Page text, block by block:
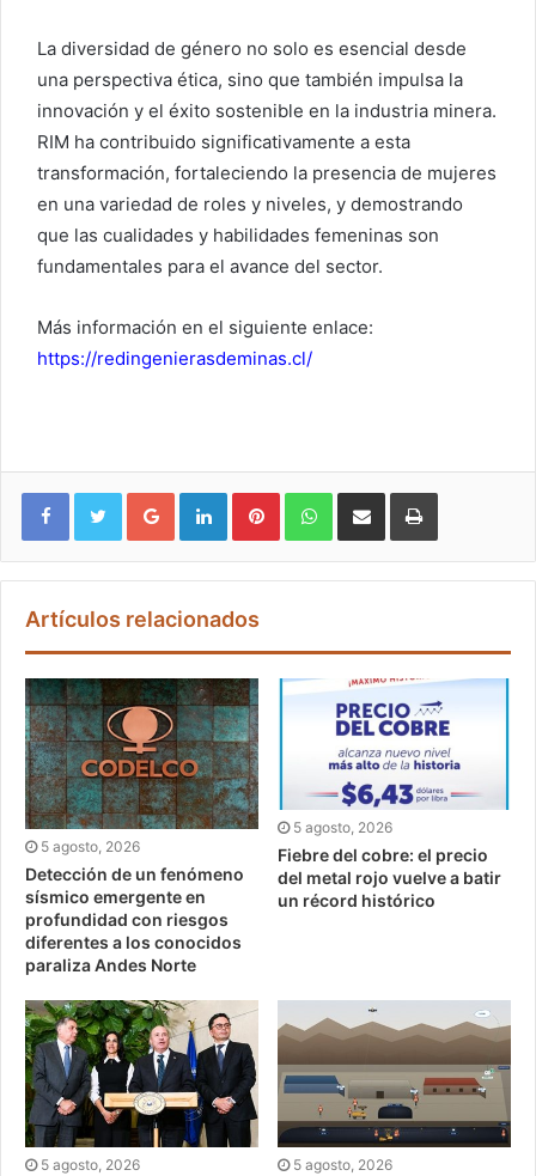
La diversidad de género no solo es esencial desde
una perspectiva ética, sino que también impulsa la
innovación y el éxito sostenible en la industria minera.
RIM ha contribuido significativamente a esta
transformación, fortaleciendo la presencia de mujeres
en una variedad de roles y niveles, y demostrando
que las cualidades y habilidades femeninas son
fundamentales para el avance del sector.
Más información en el siguiente enlace:
https://redingenierasdeminas.cl/
Google+ LinkedIn Pinterest WhatsApp
Artículos relacionados
5 agosto, 2026
Detección de un fenómeno
sísmico emergente en
profundidad con riesgos
diferentes a los conocidos
paraliza Andes Norte
5 agosto, 2026
Fiebre del cobre: el precio
del metal rojo vuelve a batir
un récord histórico
5 agosto, 2026 5 agosto, 2026